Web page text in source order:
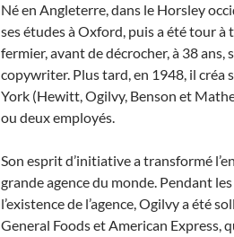
Né en Angleterre, dans le Horsley
ses études à Oxford, puis a été tour
fermier, avant de décrocher, à 38 ans,
copywriter. Plus tard, en 1948, il créa
York (Hewitt, Ogilvy, Benson et
ou deux employés.
Son esprit d’initiative a transformé
grande agence du monde. Pendant
l’existence de l’agence, Ogilvy a été
General Foods et American Express,